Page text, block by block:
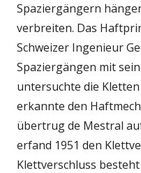
Spaziergängern
verbreiten. Das
Schweizer Ingenieur
Spaziergängen mit
untersuchte die
erkannte den
übertrug de Mestral
erfand 1951 den
Klettverschluss